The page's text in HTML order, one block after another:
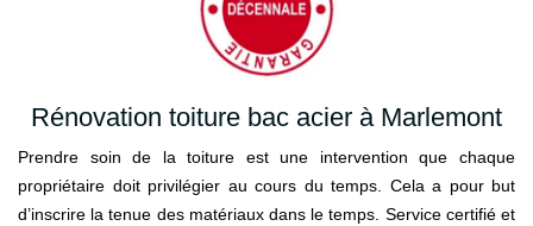
Rénovation toiture bac acier à Marlemont
Prendre soin de la toiture est une intervention que chaque
propriétaire doit privilégier au cours du temps. Cela a pour but
d’inscrire la tenue des matériaux dans le temps. Service certifié et